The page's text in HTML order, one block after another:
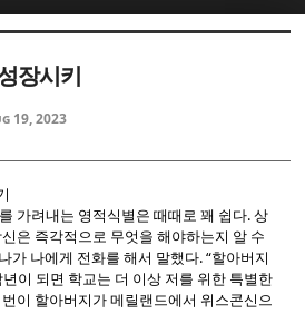
장시키
19, 2023
가려내는 영적식별은 때때로 꽤 쉽다.상
은 즉각적으로 무엇을 해야하는지 알 수
가 나에게 전화를 해서 말했다. “할아버지
년이 되면 학교는 더 이상 저를 위한 특별한
번이 할아버지가 메릴랜드에서 위스콘신으
케치북5
스케치북5
케치북5
스케치북5